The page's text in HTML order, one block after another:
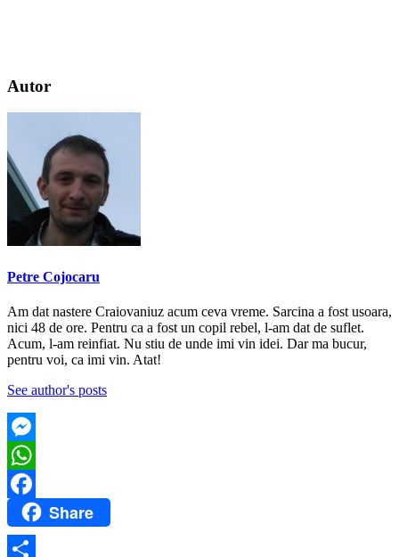
Autor
Petre Cojocaru
Am dat nastere Craiovaniuz acum ceva vreme. Sarcina a fost usoara,
nici 48 de ore. Pentru ca a fost un copil rebel, l-am dat de suflet.
Acum, l-am reinfiat. Nu stiu de unde imi vin idei. Dar ma bucur,
pentru voi, ca imi vin. Atat!
See author's posts
Messenger
WhatsApp
FacebookShare